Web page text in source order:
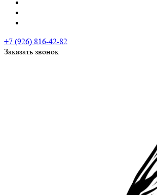
+7 (926) 816-42-82
Заказать звонок